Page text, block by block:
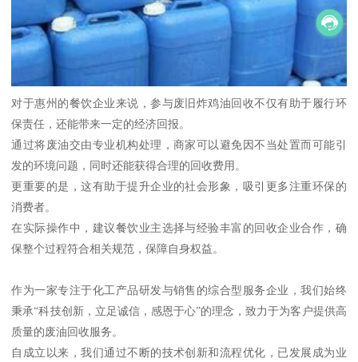
对于惠州的餐饮企业来说，参与废旧炸鸡油回收不仅有助于履行环
保责任，还能带来一定的经济回报。
通过将废油交由专业机构处理，商家可以避免因不当处置而可能引
发的环境问题，同时还能获得合理的回收费用。
更重要的是，这有助于提升企业的社会形象，吸引更多注重环保的
消费者。
在实际操作中，建议餐饮业主选择与经验丰富的回收企业合作，确
保整个过程符合相关规范，保障自身权益。
作为一家专注于化工产品研发与销售的综合型服务企业，我们始终
秉承“科技创新，立足诚信，感恩于心”的理念，致力于为客户提供高
质量的废油回收服务。
自成立以来，我们通过不断的技术创新和流程优化，已发展成为业